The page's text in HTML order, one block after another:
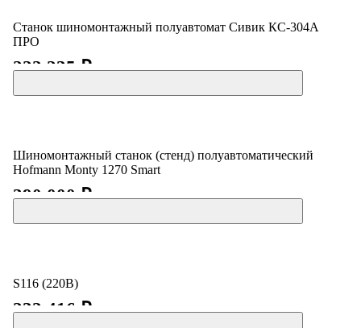
Станок шиномонтажный полуавтомат Сивик КС-304А
ПРО
222 235 ₽
Шиномонтажный станок (стенд) полуавтоматический
Hofmann Monty 1270 Smart
390 000 ₽
S116 (220В)
232 416 ₽